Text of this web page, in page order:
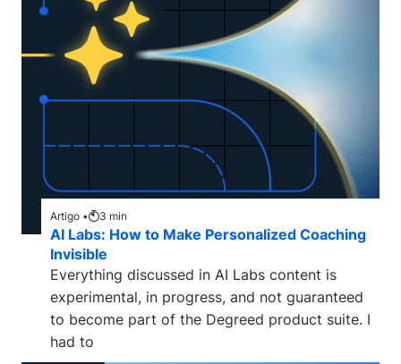
Artigo • 3 min
AI Labs: How to Make Personalized Coaching
Invisible
Everything discussed in AI Labs content is
experimental, in progress, and not guaranteed
to become part of the Degreed product suite. I
had to